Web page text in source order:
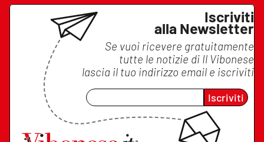
Iscriviti
alla Newsletter
Se vuoi ricevere gratuitamente
tutte le notizie di Il Vibonese
lascia il tuo indirizzo email e iscriviti
Iscriviti